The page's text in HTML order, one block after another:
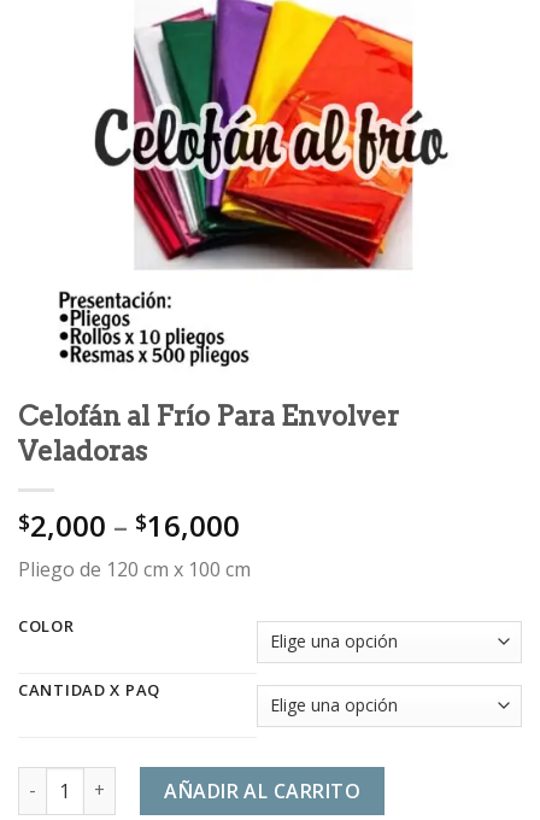
Celofán al Frío Para Envolver
Veladoras
$2,000 – $16,000
Pliego de 120 cm x 100 cm
COLOR
CANTIDAD X PAQ
Celofán al Frío Para Envolver Veladoras cantidad
AÑADIR AL CARRITO